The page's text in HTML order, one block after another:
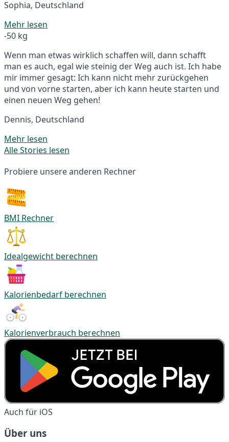
Sophia, Deutschland
Mehr lesen
-50 kg
Wenn man etwas wirklich schaffen will, dann schafft
man es auch, egal wie steinig der Weg auch ist. Ich habe
mir immer gesagt: Ich kann nicht mehr zurückgehen
und von vorne starten, aber ich kann heute starten und
einen neuen Weg gehen!
Dennis, Deutschland
Mehr lesen
Alle Stories lesen
Probiere unsere anderen Rechner
BMI Rechner
Idealgewicht berechnen
Kalorienbedarf berechnen
Kalorienverbrauch berechnen
Auch für iOS
Über uns